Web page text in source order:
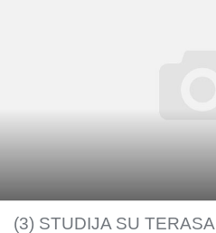
(3) STUDIJA SU TERASA